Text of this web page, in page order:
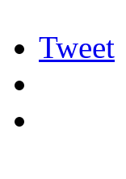
Tweet